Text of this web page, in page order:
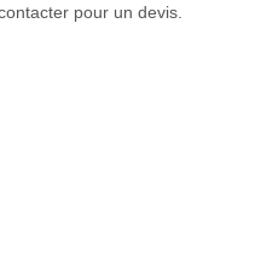
pour un devis.